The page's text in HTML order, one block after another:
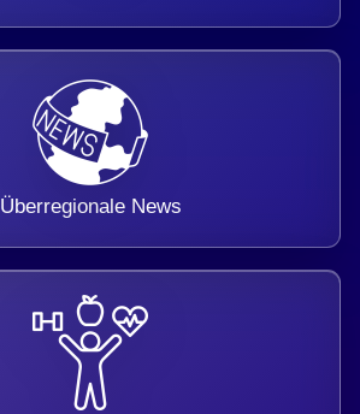
Überregionale News